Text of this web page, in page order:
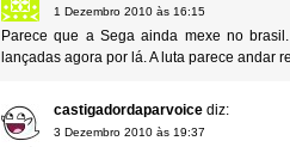
1 Dezembro 2010 às 16:15
Parece que a Sega ainda mexe no
lançadas agora por lá. A luta parece andar
castigadordaparvoice diz:
3 Dezembro 2010 às 19:37